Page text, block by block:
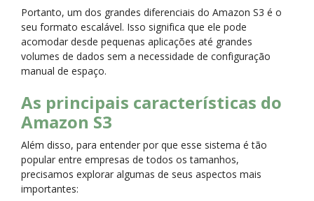
Portanto, um dos grandes diferenciais do Amazon S3 é o
seu formato escalável. Isso significa que ele pode
acomodar desde pequenas aplicações até grandes
volumes de dados sem a necessidade de configuração
manual de espaço.
As principais características do
Amazon S3
Além disso, para entender por que esse sistema é tão
popular entre empresas de todos os tamanhos,
precisamos explorar algumas de seus aspectos mais
importantes: